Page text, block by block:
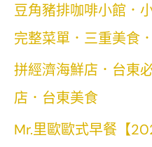
豆角豬排咖啡小館．
完整菜單．三重美食
拼經濟海鮮店．台東
店．台東美食
Mr.里歐歐式早餐【